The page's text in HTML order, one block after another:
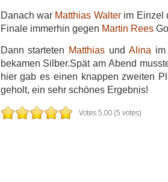
Danach war Matthias Walterim Einzel
Finale immerhin gegen Martin Rees
Dann starteten Matthias undAlina im
bekamen Silber.Spät am Abend
hier gab es einen knappen zweiten
geholt, ein sehr schönes Ergebnis!
Votes 5.00 (5 votes)